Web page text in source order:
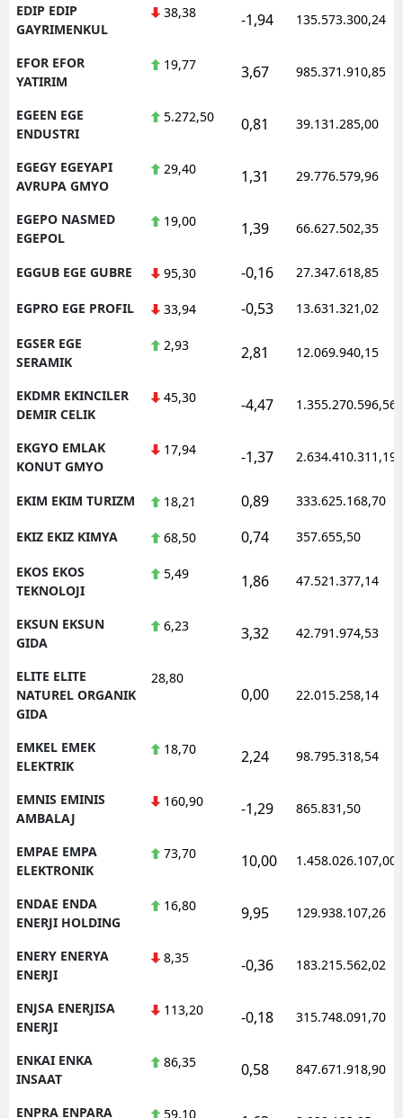
EDIP EDIP
GAYRIMENKUL
38,38 -1,94 135.573.300,24
EFOR EFOR
YATIRIM
19,77 3,67 985.371.910,85
EGEEN EGE
ENDUSTRI
5.272,50 0,81 39.131.285,00
EGEGY EGEYAPI
AVRUPA GMYO
29,40 1,31 29.776.579,96
EGEPO NASMED
EGEPOL
19,00 1,39 66.627.502,35
EGGUB EGE GUBRE 95,30 -0,16 27.347.618,85
EGPRO EGE PROFIL 33,94 -0,53 13.631.321,02
EGSER EGE
SERAMIK
2,93 2,81 12.069.940,15
EKDMR EKINCILER
DEMIR CELIK
45,30 -4,47 1.355.270.596,56
EKGYO EMLAK
KONUT GMYO
17,94 -1,37 2.634.410.311,19
EKIM EKIM TURIZM 18,21 0,89 333.625.168,70
EKIZ EKIZ KIMYA 68,50 0,74 357.655,50
EKOS EKOS
TEKNOLOJI
5,49 1,86 47.521.377,14
EKSUN EKSUN
GIDA
6,23 3,32 42.791.974,53
ELITE ELITE
NATUREL ORGANIK
GIDA
28,80
0,00 22.015.258,14
EMKEL EMEK
ELEKTRIK
18,70 2,24 98.795.318,54
EMNIS EMINIS
AMBALAJ
160,90 -1,29 865.831,50
EMPAE EMPA
ELEKTRONIK
73,70 10,00 1.458.026.107,00
ENDAE ENDA
ENERJI HOLDING
16,80 9,95 129.938.107,26
ENERY ENERYA
ENERJI
8,35 -0,36 183.215.562,02
ENJSA ENERJISA
ENERJI
113,20 -0,18 315.748.091,70
ENKAI ENKA
INSAAT
86,35 0,58 847.671.918,90
ENPRA ENPARA
59,10